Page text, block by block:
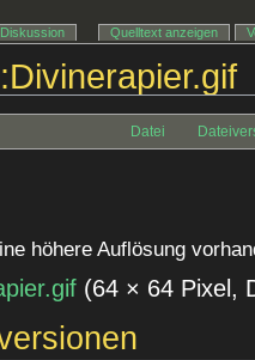
Datei
höhere Auflösung
(64 × 64 Pixel,
Diskussion Quelltext anzeigen